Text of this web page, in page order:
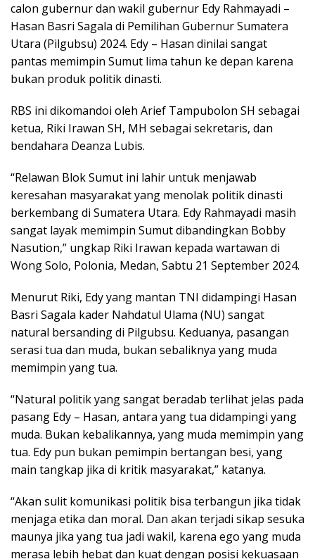
calon gubernur dan wakil gubernur Edy Rahmayadi –
Hasan Basri Sagala di Pemilihan Gubernur Sumatera
Utara (Pilgubsu) 2024. Edy – Hasan dinilai sangat
pantas memimpin Sumut lima tahun ke depan karena
bukan produk politik dinasti.
RBS ini dikomandoi oleh Arief Tampubolon SH sebagai
ketua, Riki Irawan SH, MH sebagai sekretaris, dan
bendahara Deanza Lubis.
“Relawan Blok Sumut ini lahir untuk menjawab
keresahan masyarakat yang menolak politik dinasti
berkembang di Sumatera Utara. Edy Rahmayadi masih
sangat layak memimpin Sumut dibandingkan Bobby
Nasution,” ungkap Riki Irawan kepada wartawan di
Wong Solo, Polonia, Medan, Sabtu 21 September 2024.
Menurut Riki, Edy yang mantan TNI didampingi Hasan
Basri Sagala kader Nahdatul Ulama (NU) sangat
natural bersanding di Pilgubsu. Keduanya, pasangan
serasi tua dan muda, bukan sebaliknya yang muda
memimpin yang tua.
“Natural politik yang sangat beradab terlihat jelas pada
pasang Edy – Hasan, antara yang tua didampingi yang
muda. Bukan kebalikannya, yang muda memimpin yang
tua. Edy pun bukan pemimpin bertangan besi, yang
main tangkap jika di kritik masyarakat,” katanya.
“Akan sulit komunikasi politik bisa terbangun jika tidak
menjaga etika dan moral. Dan akan terjadi sikap sesuka
maunya jika yang tua jadi wakil, karena ego yang muda
merasa lebih hebat dan kuat dengan posisi kekuasaan